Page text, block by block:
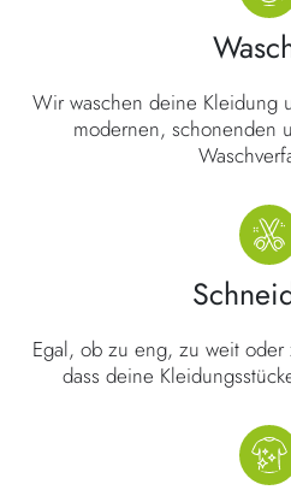
Wir waschen deine Kleidung
modernen, schonenden
Egal, ob zu eng, zu weit
dass deine